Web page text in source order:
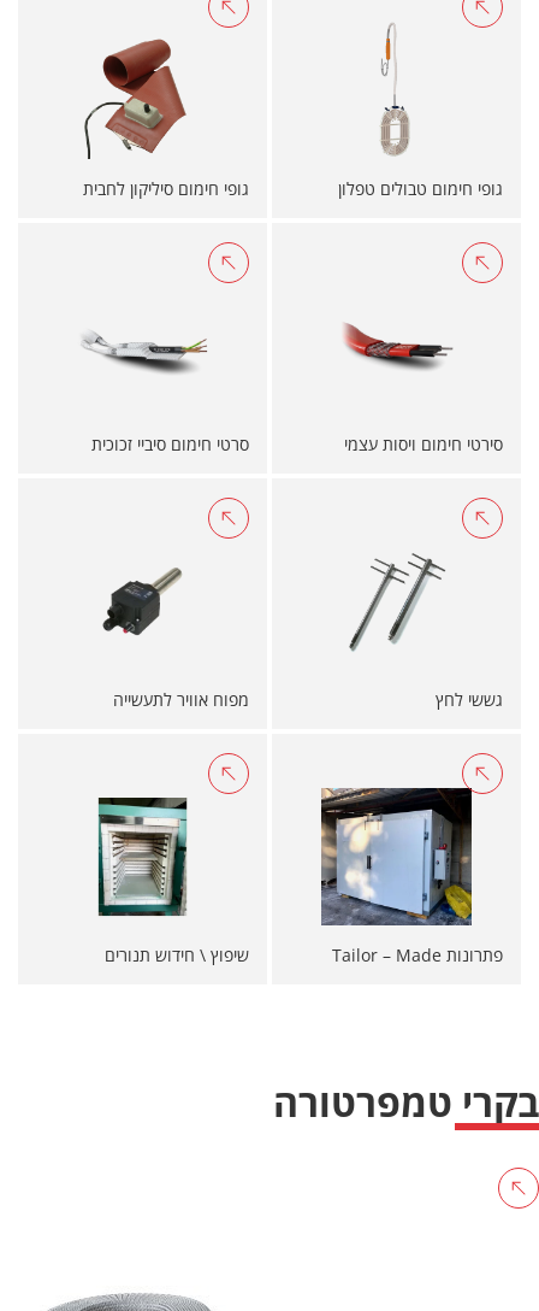
גופי חימום טבולים טפלון גופי חימום סיליקון לחבית
סירטי חימום ויסות עצמי סרטי חימום סיביי זכוכית
גששי לחץ מפוח אוויר לתעשייה
פתרונות Tailor – Made שיפוץ \ חידוש תנורים
בקרי טמפרטורה